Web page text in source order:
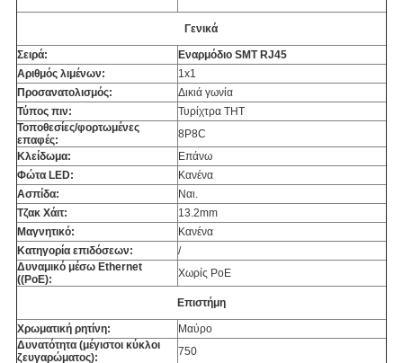
Γενικά
Σειρά:
Εναρμόδιο SMT RJ45
Αριθμός λιμένων:
1x1
Προσανατολισμός:
Δικιά γωνία
Τύπος πιν:
Τυρίχτρα THT
Τοποθεσίες/φορτωμένες
επαφές:
8P8C
Κλείδωμα:
Επάνω
Φώτα LED:
Κανένα
Ασπίδα:
Ναι.
Τζακ Χάιτ:
13.2mm
Μαγνητικό:
Κανένα
Κατηγορία επιδόσεων:
/
Δυναμικό μέσω Ethernet
((PoE):
Χωρίς PoE
Επιστήμη
Χρωματική ρητίνη:
Μαύρο
Δυνατότητα (μέγιστοι κύκλοι
ζευγαρώματος):
750